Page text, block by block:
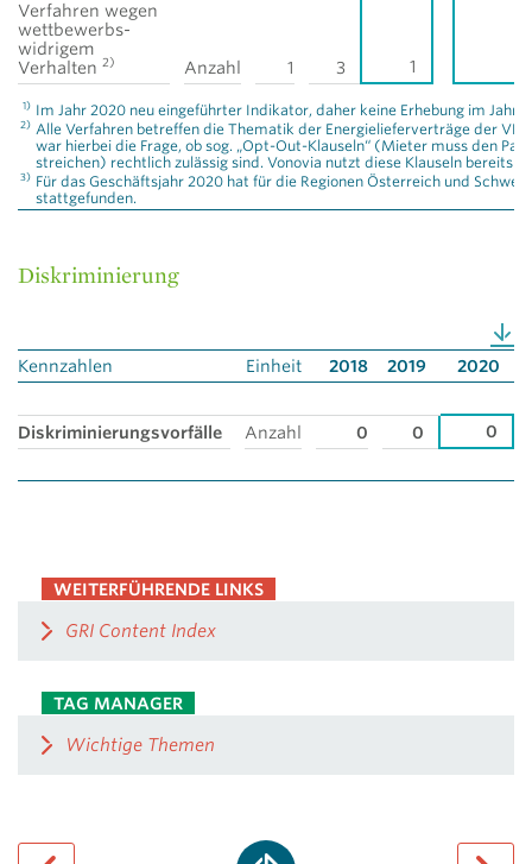
WEITERFÜHRENDE LINKS
GRI Content Index
TAG MANAGER
Wichtige Themen
Verfahren wegen
wettbewerbs­
widrigem
Verhalten 2) Anzahl 1 3 1
1) Im Jahr 2020 neu eingeführter Indikator, daher keine Erhebung im Jahr
2) Alle Verfahren betreffen die Thematik der Energielieferverträge der
war hierbei die Frage, ob sog. „Opt-Out-Klauseln“ (Mieter muss den
streichen) rechtlich zulässig sind. Vonovia nutzt diese Klauseln bereits
3) Für das Geschäftsjahr 2020 hat für die Regionen Österreich und
stattgefunden.
Diskriminierung
Kennzahlen Einheit 2018 2019 2020
Diskriminierungsvorfälle Anzahl 0 0 0